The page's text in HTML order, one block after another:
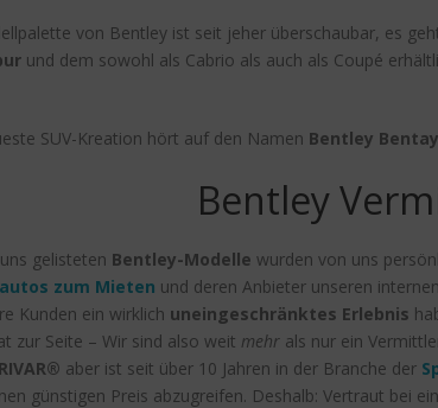
von Bentley ist seit jeher überschaubar, es
und dem sowohl als Cabrio als auch als Coupé
SUV-Kreation hört auf den Namen Bentley
Bentley
gelisteten Bentley-Modelle wurden von uns
zum Mieten und deren Anbieter unseren internen
Kunden ein wirklich uneingeschränktes Erlebnis
zur Seite – Wir sind also weit mehr als nur ein
aber ist seit über 10 Jahren in der Branche der
günstigen Preis abzugreifen. Deshalb: Vertraut bei